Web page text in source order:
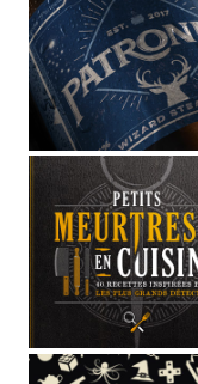
Directeur
(spécialisé dans
10 ans), Voix offet
audio, Musicien